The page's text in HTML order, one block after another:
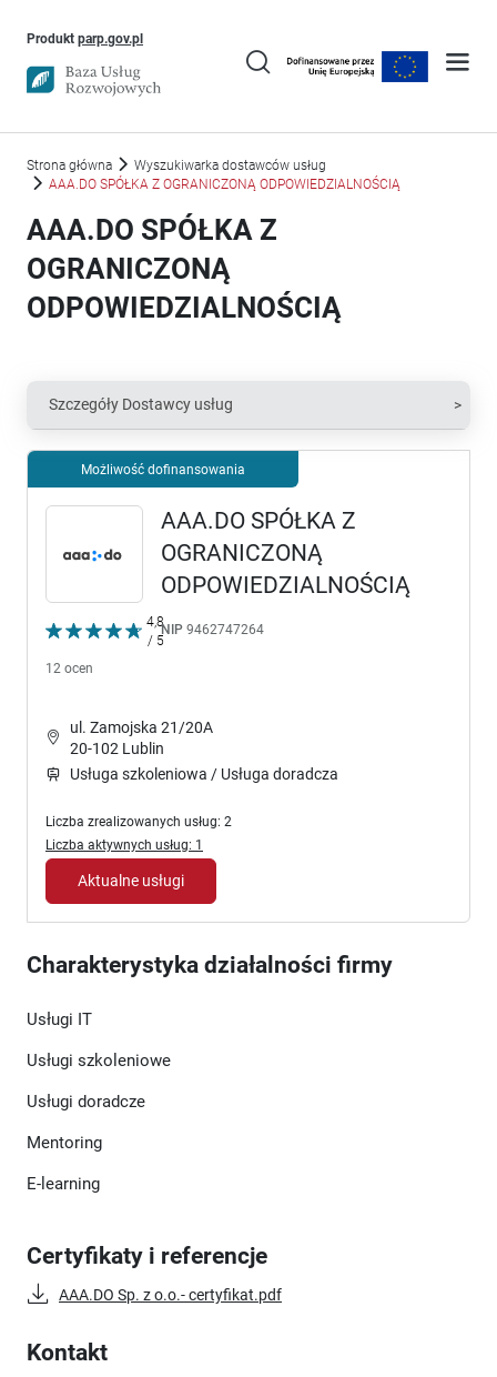
Produkt parp.gov.plUwaga, link otworzy się w nowym oknie
Strona główna
Wyszukiwarka dostawców usług
AAA.DO SPÓŁKA Z OGRANICZONĄ ODPOWIEDZIALNOŚCIĄ
AAA.DO SPÓŁKA Z
OGRANICZONĄ
ODPOWIEDZIALNOŚCIĄ
Możliwość dofinansowania
4,8
/ 5
12 ocen
AAA.DO SPÓŁKA Z
OGRANICZONĄ
ODPOWIEDZIALNOŚCIĄ
NIP 9462747264
ul. Zamojska 21/20A
20-102 Lublin
Usługa szkoleniowa / Usługa doradcza
Liczba zrealizowanych usług: 2
Liczba aktywnych usług: 1
Aktualne usługi
Charakterystyka działalności firmy
Usługi IT
Usługi szkoleniowe
Usługi doradcze
Mentoring
E-learning
Certyfikaty i referencje
AAA.DO Sp. z o.o.- certyfikat.pdf
Kontakt
Szczegóły Dostawcy usług